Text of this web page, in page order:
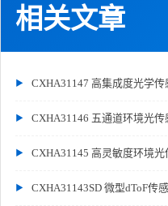
相关文章
CXHA31147 高集成度光学传
CXHA31146 五通道环境光传
CXHA31145 高灵敏度环境光
CXHA31143SD 微型dToF传